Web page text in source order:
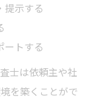
提示する
ートする
士は依頼主や社
を築くことがで